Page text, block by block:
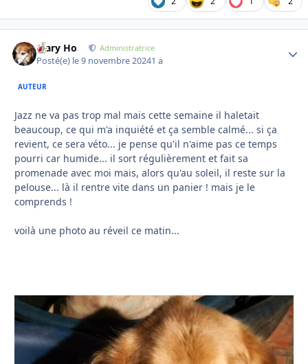
Mary Ho Administratrice
Posté(e) le 9 novembre 20241 a
AUTEUR
Jazz ne va pas trop mal mais cette semaine il haletait
beaucoup, ce qui m'a inquiété et ça semble calmé... si ça
revient, ce sera véto... je pense qu'il n'aime pas ce temps
pourri car humide... il sort régulièrement et fait sa
promenade avec moi mais, alors qu'au soleil, il reste sur la
pelouse... là il rentre vite dans un panier ! mais je le
comprends !
voilà une photo au réveil ce matin...